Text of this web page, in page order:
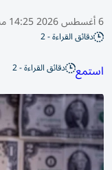
6 أغسطس 2026 14:25 مساء
دقائق القراءة - 2
استمع دقائق القراءة - 2